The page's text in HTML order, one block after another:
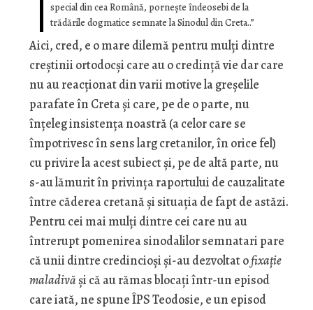
special din cea Română, pornește îndeosebi de la
trădările dogmatice semnate la Sinodul din Creta..”
Aici, cred, e o mare dilemă pentru mulţi dintre
creştinii ortodocşi care au o credinţă vie dar care
nu au reacţionat din varii motive la greşelile
parafate în Creta şi care, pe de o parte, nu
înţeleg insistenţa noastră (a celor care se
împotrivesc în sens larg cretanilor, în orice fel)
cu privire la acest subiect şi, pe de altă parte, nu
s-au lămurit în privinţa raportului de cauzalitate
între căderea cretană şi situaţia de fapt de astăzi.
Pentru cei mai mulţi dintre cei care nu au
întrerupt pomenirea sinodalilor semnatari pare
că unii dintre credincioşi şi-au dezvoltat ofixaţie
maladivăşi că au rămas blocaţi într-un episod
care iată, ne spune ÎPS Teodosie, e un episod